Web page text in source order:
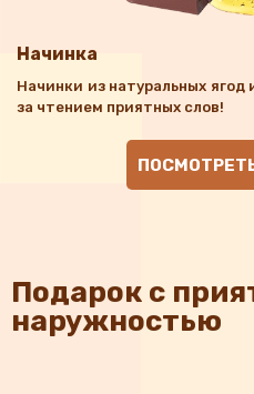
Начинка
Начинки из натуральных ягод
за чтением приятных слов!
Подарок с
наружностью